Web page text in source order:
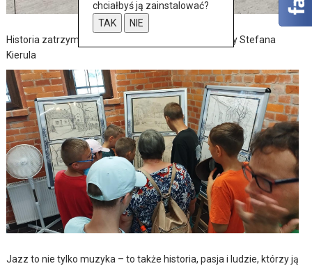
Historia zatrzymana w szkicach – wernisaż wystawy Stefana
Kierula
Jazz to nie tylko muzyka – to także historia, pasja i ludzie, którzy ją
chciałbyś ją zainstalować?
TAK
NIE